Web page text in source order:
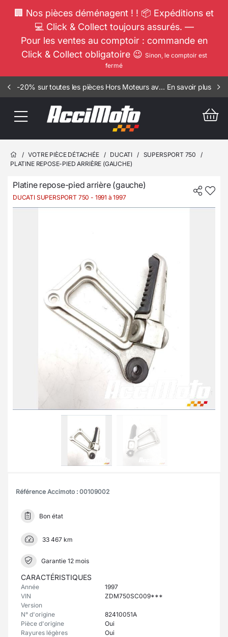
🏢 Nos pièces déménagent ! ! 📦 Expéditions et
💻 Click & Collect toujours assurés. —
Pour les ventes au comptoir : commande en
Click & Collect obligatoire 😉 Sinon, le comptoir est
fermé
-20% sur toutes les pièces Hors Moteurs avec le code promo SUMMER20 En savoir plus
/ VOTRE PIÈCE DÉTACHÉE / DUCATI / SUPERSPORT 750
/
PLATINE REPOSE-PIED ARRIÈRE (GAUCHE)
Platine repose-pied arrière (gauche)
DUCATI SUPERSPORT 750 - 1991 à 1997
Référence Accimoto : 00109002
Bon état
33 467 km
Garantie 12 mois
CARACTÉRISTIQUES
Année
1997
VIN
ZDM750SC009***
Version
N° d'origine
82410051A
Pièce d'origine
Oui
Rayures légères
Oui